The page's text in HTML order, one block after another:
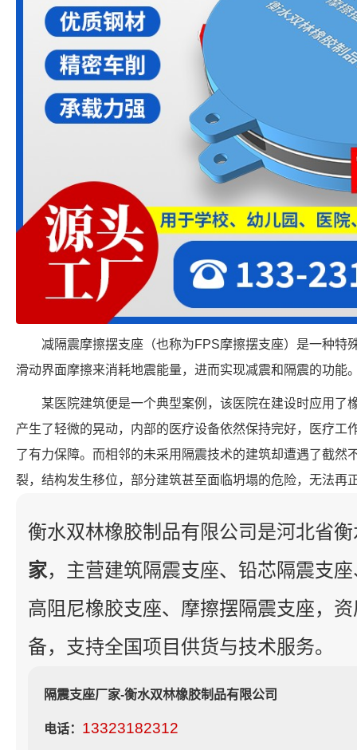
减隔震摩擦摆支座（也称为FPS摩擦摆支座）是一种特
滑动界面摩擦来消耗地震能量，进而实现减震和隔震的功能
某医院建筑便是一个典型案例，该医院在建设时应用了
产生了轻微的晃动，内部的医疗设备依然保持完好，医疗工
了有力保障。而相邻的未采用隔震技术的建筑却遭遇了截然
裂，结构发生移位，部分建筑甚至面临坍塌的危险，无法再
衡水双林橡胶制品有限公司是河北省
家，主营建筑隔震支座、铅芯隔震支
高阻尼橡胶支座、摩擦摆隔震支座，
备，支持全国项目供货与技术服务。
隔震支座厂家-衡水双林橡胶制品有限公司
电话： 13323182312